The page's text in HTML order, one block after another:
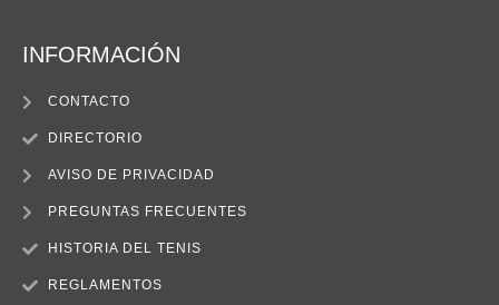
INFORMACIÓN
CONTACTO
DIRECTORIO
AVISO DE PRIVACIDAD
PREGUNTAS FRECUENTES
HISTORIA DEL TENIS
REGLAMENTOS